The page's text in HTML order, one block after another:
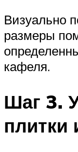
Визуально
размеры
кафеля.
Шаг 3.
плитки